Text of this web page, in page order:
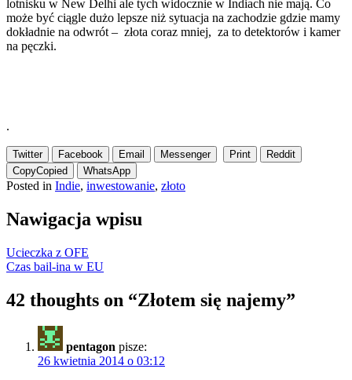
lotnisku w New Delhi ale tych widocznie w Indiach nie mają. Co
może być ciągle dużo lepsze niż sytuacja na zachodzie gdzie mamy
dokładnie na odwrót – złota coraz mniej, za to detektorów i kamer
na pęczki.
.
Twitter Facebook Email Messenger Print
Reddit
CopyCopied WhatsApp
Posted in Indie, inwestowanie, złoto
Nawigacja wpisu
Ucieczka z OFE
Czas bail-ina w EU
42 thoughts on “Złotem się najemy”
pentagon pisze:
26 kwietnia 2014 o 03:12